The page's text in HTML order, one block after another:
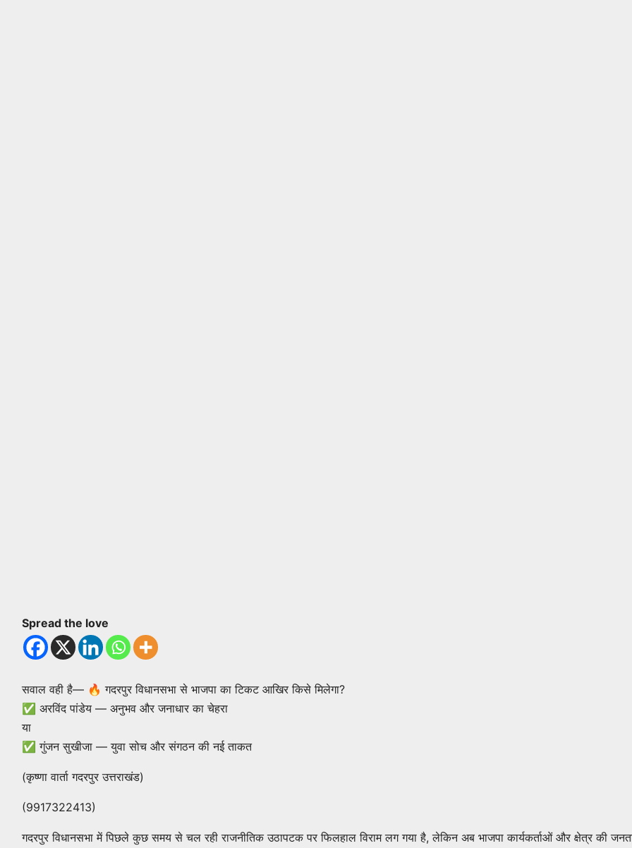
Spread the love
सवाल वही है— 🔥 गदरपुर विधानसभा से भाजपा का टिकट आखिर किसे मिलेगा?
✅ अरविंद पांडेय — अनुभव और जनाधार का चेहरा
या
✅ गुंजन सुखीजा — युवा सोच और संगठन की नई ताकत
(कृष्णा वार्ता गदरपुर उत्तराखंड)
(9917322413)
गदरपुर विधानसभा में पिछले कुछ समय से चल रही राजनीतिक उठापटक पर फिलहाल विराम लग गया है, लेकिन अब भाजपा कार्यकर्ताओं और क्षेत्र की